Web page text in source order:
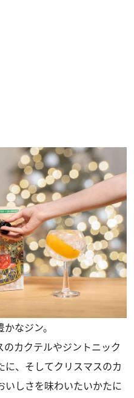
なジン。
カクテルやジントニック
に、そしてクリスマスのカ
いしさを味わいたいかたに